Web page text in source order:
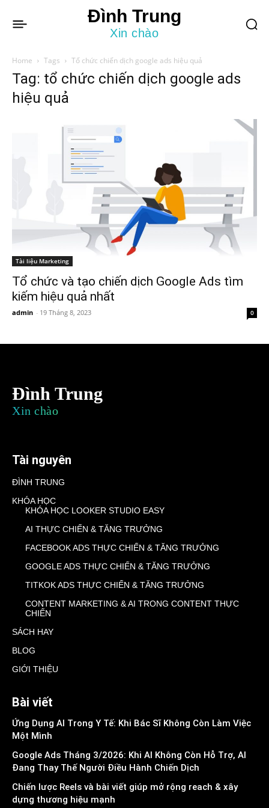
Đình Trung
Xin chào
Home Tags Tổ chức chiến dịch google ads hiệu quả
Tag: tổ chức chiến dịch google ads
hiệu quả
Tài liệu Marketing
Tổ chức và tạo chiến dịch Google Ads tìm
kiếm hiệu quả nhất
admin - 19 Tháng 8, 2023 0
Đình Trung
Xin chào
Tài nguyên
ĐÌNH TRUNG
KHÓA HỌC
KHÓA HỌC LOOKER STUDIO EASY
AI THỰC CHIẾN & TĂNG TRƯỞNG
FACEBOOK ADS THỰC CHIẾN & TĂNG TRƯỞNG
GOOGLE ADS THỰC CHIẾN & TĂNG TRƯỞNG
TITKOK ADS THỰC CHIẾN & TĂNG TRƯỞNG
CONTENT MARKETING & AI TRONG CONTENT THỰC
CHIẾN
SÁCH HAY
BLOG
GIỚI THIỆU
Bài viết
Ứng Dụng AI Trong Y Tế: Khi Bác Sĩ Không Còn Làm Việc
Một Mình
Google Ads Tháng 3/2026: Khi AI Không Còn Hỗ Trợ, AI
Đang Thay Thế Người Điều Hành Chiến Dịch
Chiến lược Reels và bài viết giúp mở rộng reach & xây
dựng thương hiệu mạnh